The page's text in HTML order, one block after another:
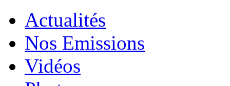
Actualités
Nos Emissions
Vidéos